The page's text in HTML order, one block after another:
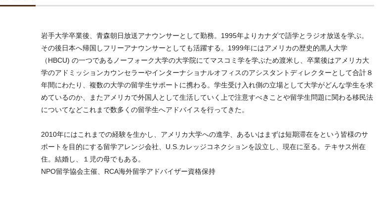
岩手大学卒業後、青森朝日放送アナウンサーとして勤務。1995年よりカナダで語学とラジオ放送を学ぶ。
その後日本へ帰国しフリーアナウンサーとしても活躍する。1999年にはアメリカの歴史的黒人大学
（HBCU) の一つであるノーフォーク大学の大学院にてマスコミ学を学ぶため渡米し、卒業後はアメリカ大
学のアドミッションカウンセラーやインターナショナルオフィスのアシスタントディレクターとして合計８
年間にわたり、複数の大学の留学生サポートに携わる。学生受け入れ側の立場として大学がどんな学生を求
めているのか、またアメリカで外国人として生活していく上で注意すべきことや留学生問題に関わる移民法
についてなどこれまで数多くの留学生へアドバイスを行ってきた。
2010年にはこれまでの経験を生かし、アメリカ大学への進学、あるいはまずは短期滞在をという皆様のサ
ポートを目的にする留学アレンジ会社、U.S.カレッジコネクションを設立し、現在に至る。テキサス州在
住。結婚し、１児の母でもある。
NPO留学協会主催、RCA海外留学アドバイザー資格保持